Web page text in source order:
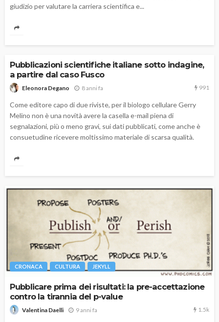
giudizio per valutare la carriera scientifica e...
Pubblicazioni scientifiche italiane sotto indagine,
a partire dal caso Fusco
Eleonora Degano 8 anni fa 991
Come editore capo di due riviste, per il biologo cellulare Gerry
Melino non è una novità avere la casella e-mail piena di
segnalazioni, più o meno gravi, sui dati pubblicati, come anche è
consuetudine ricevere moltissimo materiale di scarsa qualità.
CRONACA CULTURA JEKYLL
Pubblicare prima dei risultati: la pre-accettazione
contro la tirannia del p-value
Valentina Daelli 9 anni fa 1.5k